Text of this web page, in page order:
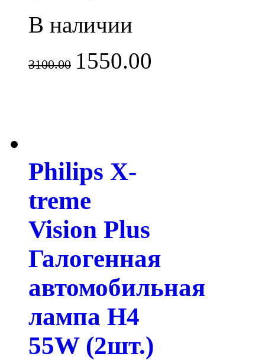
В наличии
3100.00 1550.00
Philips X-
treme
Vision Plus
Галогенная
автомобильная
лампа H4
55W (2шт.)